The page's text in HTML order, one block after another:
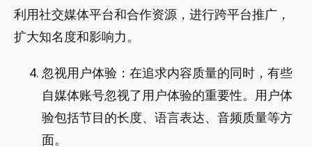
利用社交媒体平台和合作资源，进行跨平台推广，
扩大知名度和影响力。
忽视用户体验：在追求内容质量的同时，有些
自媒体账号忽视了用户体验的重要性。用户体
验包括节目的长度、语言表达、音频质量等方
面。